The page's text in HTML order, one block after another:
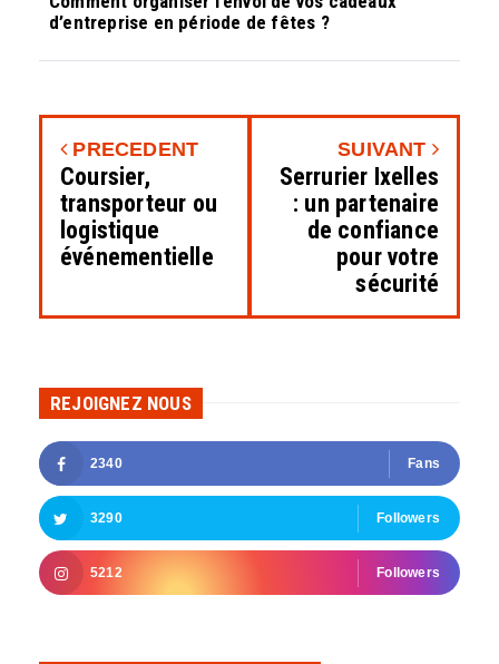
d’entreprise en période de fêtes ?
PRECEDENT
Coursier,
transporteur ou
logistique
événementielle
SUIVANT
Serrurier Ixelles
: un partenaire
de confiance
pour votre
sécurité
REJOIGNEZ NOUS
2340 Fans
3290 Followers
5212 Followers